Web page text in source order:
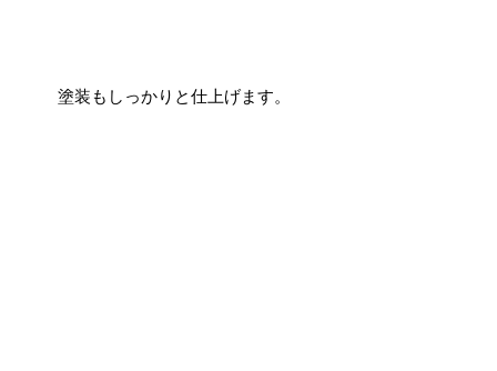
塗装もしっかりと仕上げます。